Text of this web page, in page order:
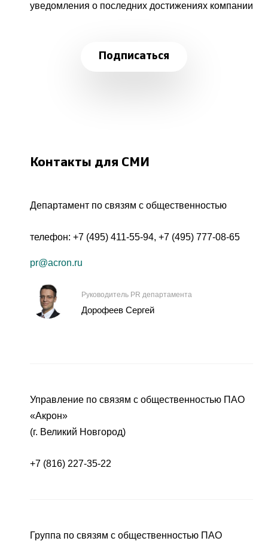
уведомления о последних достижениях компании
Подписаться
Контакты для СМИ
Департамент по связям с общественностью
телефон: +7 (495) 411-55-94, +7 (495) 777-08-65
pr@acron.ru
Руководитель PR департамента
Дорофеев Сергей
Управление по связям с общественностью ПАО
«Акрон»
(г. Великий Новгород)
+7 (816) 227-35-22
Группа по связям с общественностью ПАО